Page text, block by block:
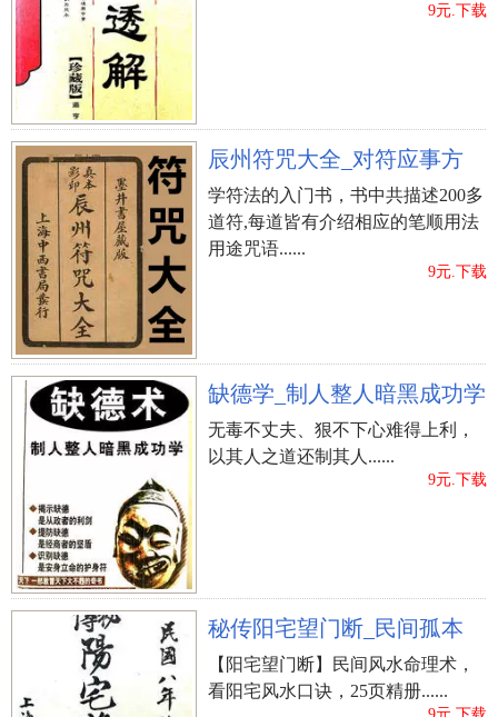
9元.下载
辰州符咒大全_对符应事方
学符法的入门书，书中共描述200多
道符,每道皆有介绍相应的笔顺用法
用途咒语......
9元.下载
缺德学_制人整人暗黑成功学
无毒不丈夫、狠不下心难得上利，
以其人之道还制其人......
9元.下载
秘传阳宅望门断_民间孤本
【阳宅望门断】民间风水命理术，
看阳宅风水口诀，25页精册......